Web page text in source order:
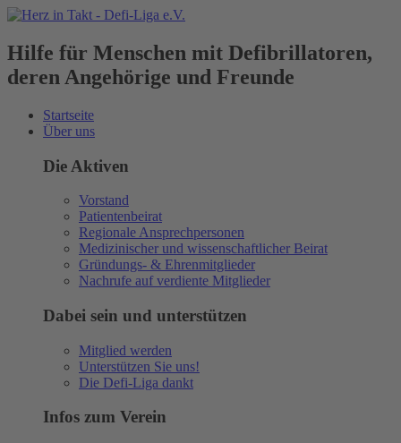
Hilfe für Menschen mit Defibrillatoren,
deren Angehörige und Freunde
Startseite
Über uns
Die Aktiven
Vorstand
Patientenbeirat
Regionale Ansprechpersonen
Medizinischer und wissenschaftlicher Beirat
Gründungs- & Ehrenmitglieder
Nachrufe auf verdiente Mitglieder
Dabei sein und unterstützen
Mitglied werden
Unterstützen Sie uns!
Die Defi-Liga dankt
Infos zum Verein